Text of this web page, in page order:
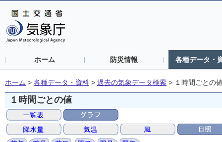
ホーム 防災情報 各種データ・
ホーム > 各種データ・資料 > 過去の気象データ検索 > １時間ごとの
１時間ごとの値